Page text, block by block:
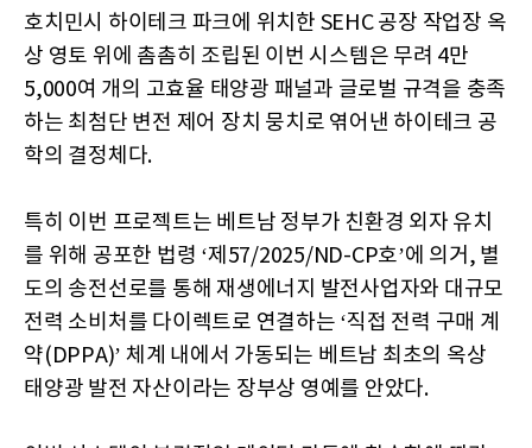
호치민시 하이테크 파크에 위치한 SEHC 공장 작업장 옥
상 영토 위에 촘촘히 조립된 이번 시스템은 무려 4만
5,000여 개의 고효율 태양광 패널과 글로벌 규격을 충족
하는 최첨단 변전 제어 장치 뭉치로 엮어낸 하이테크 공
학의 결정체다.
특히 이번 프로젝트는 베트남 정부가 친환경 외자 유치
를 위해 공포한 법령 ‘제57/2025/ND-CP호’에 의거, 별
도의 송전선로를 통해 재생에너지 발전사업자와 대규모
전력 소비처를 다이렉트로 연결하는 ‘직접 전력 구매 계
약(DPPA)’ 체계 내에서 가동되는 베트남 최초의 옥상
태양광 발전 자산이라는 장부상 영예를 안았다.